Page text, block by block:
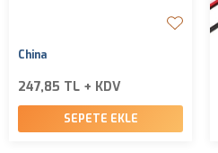
China
247,85 TL + KDV
SEPETE EKLE